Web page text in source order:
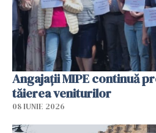
Angajaţii MIPE continuă
tăierea veniturilor
08 IUNIE 2026